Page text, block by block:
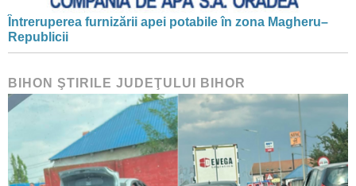
Întreruperea furnizării apei potabile în zona Magheru–
Republicii
BIHON ŞTIRILE JUDEŢULUI BIHOR